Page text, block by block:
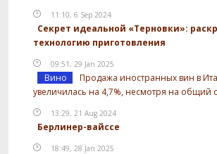
11:10, 6 Sep 2024
Секрет идеальной «Терновки»:
технологию приготовления
09:51, 29 Jan 2025
Вино
Продажа иностранных вин в
увеличилась на 4,7%, несмотря на общий
13:29, 21 Aug 2024
Берлинер-вайссе
18:49, 28 Jan 2025